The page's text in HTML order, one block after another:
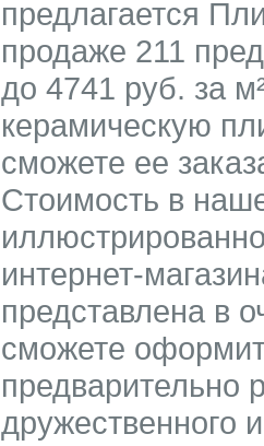
предлагается
продаже 211
до 4741 руб. за
керамическую
сможете ее
Стоимость в
интернет-
представлена в
сможете
предварительно
дружественного